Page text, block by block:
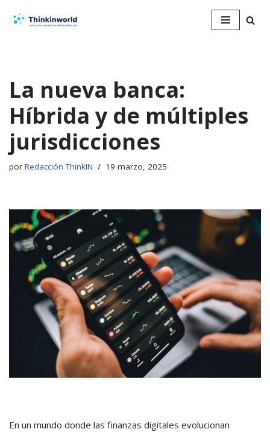
La nueva banca:
Híbrida y de múltiples
jurisdicciones
por Redacción ThinkIN 19 marzo, 2025
En un mundo donde las finanzas digitales evolucionan